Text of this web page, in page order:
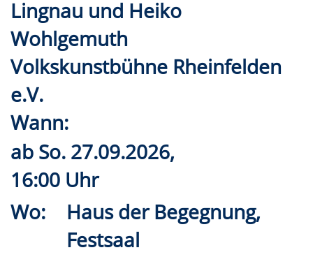
Lingnau und Heiko
Wohlgemuth
Volkskunstbühne Rheinfelden
e.V.
Wann:
ab So. 27.09.2026,
16:00 Uhr
Wo:
Haus der Begegnung,
Festsaal